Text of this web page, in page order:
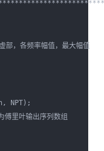
，各频率幅值，最大幅值
NPT);
里叶输出序列数组